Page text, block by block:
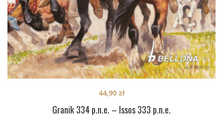
Granik 334 p.n.e. – Issos 333 p.n.e.
44,90 zł